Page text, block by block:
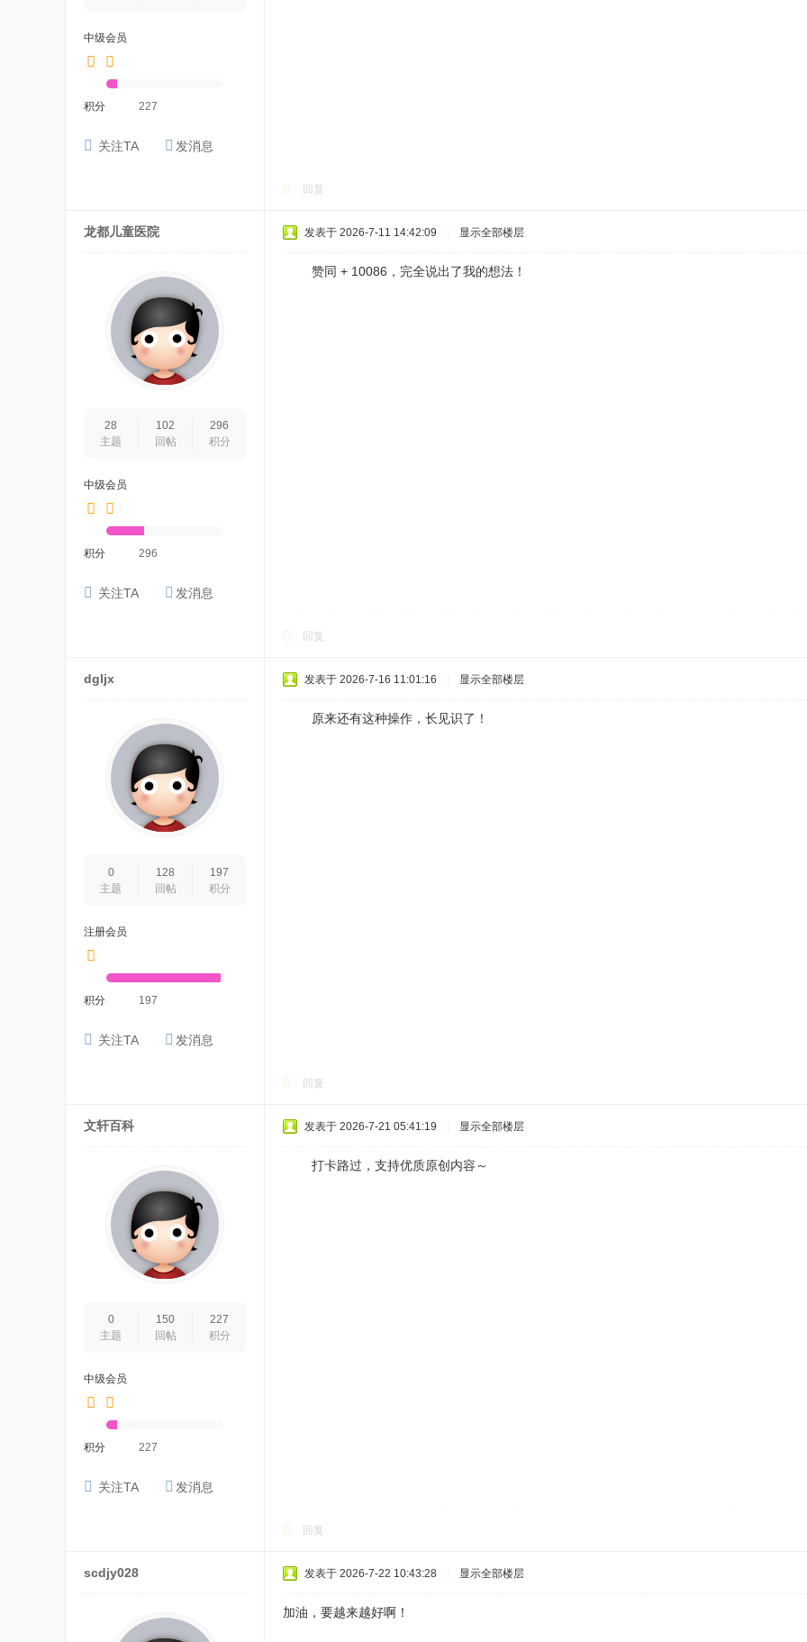
中级会员
积分 227
关注TA 发消息
回复
龙都儿童医院
28
主题
102
回帖
296
积分
中级会员
积分 296
关注TA 发消息
发表于 2026-7-11 14:42:09 显示全部楼层
赞同 + 10086，完全说出了我的想法！
回复
dgljx
0
主题
128
回帖
197
积分
注册会员
积分 197
关注TA 发消息
发表于 2026-7-16 11:01:16 显示全部楼层
原来还有这种操作，长见识了！
回复
文轩百科
0
主题
150
回帖
227
积分
中级会员
积分 227
关注TA 发消息
发表于 2026-7-21 05:41:19 显示全部楼层
打卡路过，支持优质原创内容～
回复
scdjy028 发表于 2026-7-22 10:43:28 显示全部楼层
加油，要越来越好啊！